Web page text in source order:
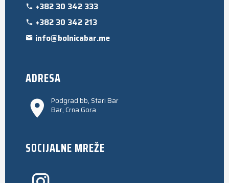
+382 30 342 333
+382 30 342 213
info@bolnicabar.me
ADRESA
Podgrad bb, Stari Bar
Bar, Crna Gora
SOCIJALNE MREŽE